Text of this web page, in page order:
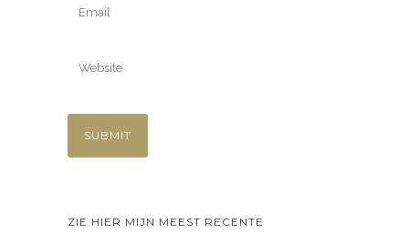
ZIE HIER MIJN MEEST RECENTE